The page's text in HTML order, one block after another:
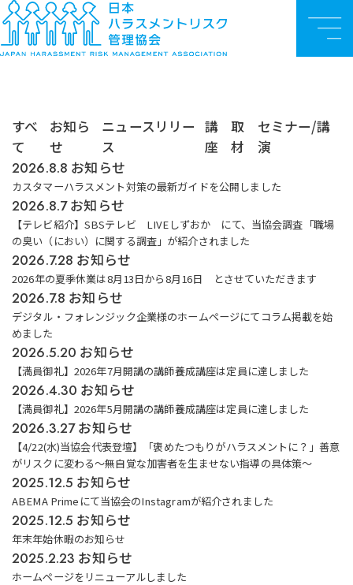
お知らせ
TOPお知らせお知らせ
すべ
て
お知ら
せ
ニュースリリー
ス
講
座
取
材
セミナー/講
演
2026.8.8 お知らせ
カスタマーハラスメント対策の最新ガイドを公開しました
2026.8.7 お知らせ
【テレビ紹介】SBSテレビ LIVEしずおか にて、当協会調査「職場
の臭い（におい）に関する調査」が紹介されました
2026.7.28 お知らせ
2026年の夏季休業は8月13日から8月16日 とさせていただきます
2026.7.8 お知らせ
デジタル・フォレンジック企業様のホームページにてコラム掲載を始
めました
2026.5.20 お知らせ
【満員御礼】2026年7月開講の講師養成講座は定員に達しました
2026.4.30 お知らせ
【満員御礼】2026年5月開講の講師養成講座は定員に達しました
2026.3.27お知らせ
【4/22(水)当協会代表登壇】「褒めたつもりがハラスメントに？」善意
がリスクに変わる～無自覚な加害者を生ませない指導の具体策～
2025.12.5 お知らせ
ABEMA Primeにて当協会のInstagramが紹介されました
2025.12.5 お知らせ
年末年始休暇のお知らせ
2025.2.23 お知らせ
ホームページをリニューアルしました